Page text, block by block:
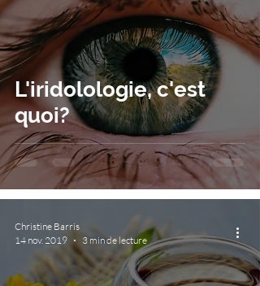
L'iridolologie, c'est
quoi?
Christine Barris
14 nov. 2019
3 min de lecture